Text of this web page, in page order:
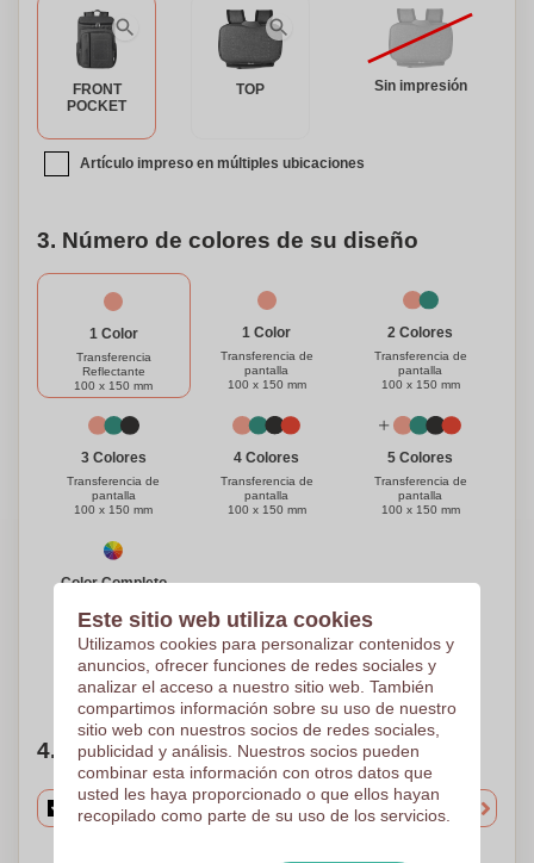
personalización, esta bolsa nevera o mochila para picnic al
aire libre es imprescindible para cualquier entusiasta de las
actividades al aire libre.
FRONT
POCKET
TOP Sin impresión
Artículo impreso en múltiples ubicaciones
3. Número de colores de su diseño
1 Color
Transferencia
Reflectante
100 x 150 mm
1 Color
Transferencia de
pantalla
100 x 150 mm
2 Colores
Transferencia de
pantalla
100 x 150 mm
3 Colores
Transferencia de
pantalla
100 x 150 mm
4 Colores
Transferencia de
pantalla
100 x 150 mm
5 Colores
Transferencia de
pantalla
100 x 150 mm
Color Completo
100 x 150 mm
¿Necesitas ayuda?Ayúdame a elegir
4. Elige tu cantidad
Este sitio web utiliza cookies
Utilizamos cookies para personalizar contenidos y
anuncios, ofrecer funciones de redes sociales y
analizar el acceso a nuestro sitio web. También
compartimos información sobre su uso de nuestro
sitio web con nuestros socios de redes sociales,
publicidad y análisis. Nuestros socios pueden
combinar esta información con otros datos que
usted les haya proporcionado o que ellos hayan
recopilado como parte de su uso de los servicios.